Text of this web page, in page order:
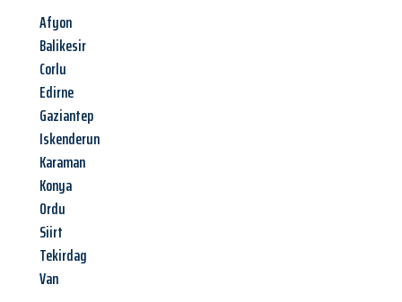
Afyon
Balikesir
Corlu
Edirne
Gaziantep
Iskenderun
Karaman
Konya
Ordu
Siirt
Tekirdag
Van